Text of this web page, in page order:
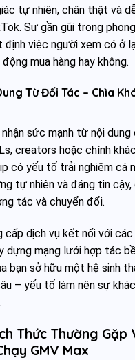
tự nhiên, chân thật và
Sự gần gũi trong
định việc người xem có ở
mua hàng hay không.
Từ Đối Tác – Chìa
nhận sức mạnh từ nội
creators hoặc chính
có yếu tố trải nghiệm cá
tự nhiên và đáng tin
tác và chuyển đổi.
cấp dịch vụ kết nối với
dựng mạng lưới hợp tác
bạn sở hữu một hệ sinh
– yếu tố làm nên sự
Thức Thường Gặp
GMV Max